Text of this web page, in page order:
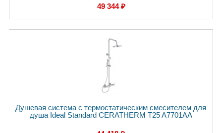
49 344 ₽
Душевая система с термостатическим смесителем для
душа Ideal Standard CERATHERM T25 A7701AA